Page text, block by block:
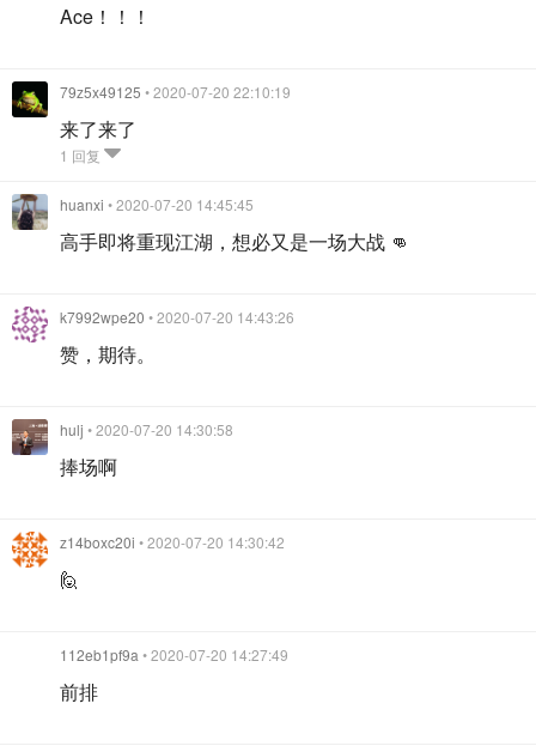
Ace！！！
79z5x49125 • 2020-07-20 22:10:19
来了来了
1 回复
huanxi • 2020-07-20 14:45:45
高手即将重现江湖，想必又是一场大战 👊
k7992wpe20 • 2020-07-20 14:43:26
赞，期待。
hulj • 2020-07-20 14:30:58
捧场啊
z14boxc20i • 2020-07-20 14:30:42
🙋
112eb1pf9a • 2020-07-20 14:27:49
前排